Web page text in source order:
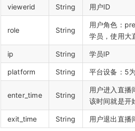
viewerid String 用户ID
role String
用户角色：
学员，使用大
ip String 学员IP
platform String 平台设备：5
enter_time String
用户进入直
该时间就是开
exit_time String 用户退出直